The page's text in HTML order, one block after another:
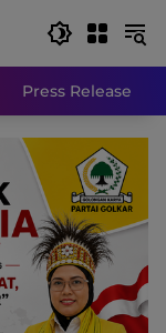
Press Release